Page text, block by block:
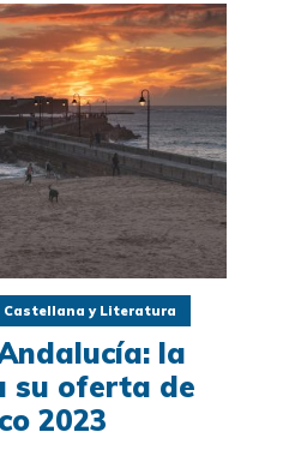
Castellana y Literatura
la
su oferta de
2023